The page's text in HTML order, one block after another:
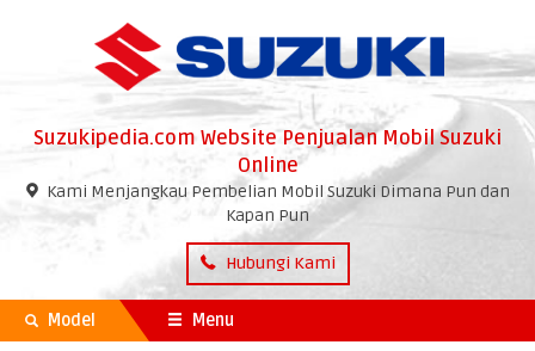
Suzukipedia.com Website Penjualan Mobil Suzuki
Online
Kami Menjangkau Pembelian Mobil Suzuki Dimana Pun dan
Kapan Pun
Hubungi Kami
Model Menu